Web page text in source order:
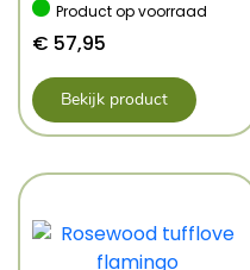
Product op voorraad
€ 57,95
Bekijk product